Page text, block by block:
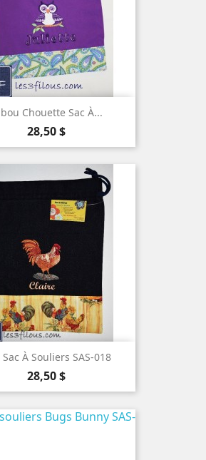
Chouette Sac À...
Prix
28,50 $
Sac À Souliers SAS-018
Prix
28,50 $